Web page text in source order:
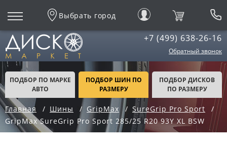
Выбрать город
+7 (499) 638-26-16
Обратный звонок
ПОДБОР ПО МАРКЕ
АВТО
ПОДБОР ШИН ПО
РАЗМЕРУ
ПОДБОР ДИСКОВ
ПО РАЗМЕРУ
Главная Шины GripMax
SureGrip Pro Sport
GripMax SureGrip Pro Sport 285/25 R20 93Y XL BSW